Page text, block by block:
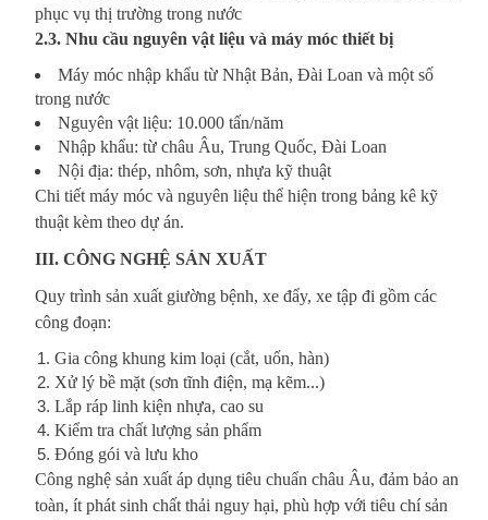
phục vụ thị trường trong nước
2.3. Nhu cầu nguyên vật liệu và máy móc thiết bị
Máy móc nhập khẩu từ Nhật Bản, Đài Loan và một số
trong nước
Nguyên vật liệu: 10.000 tấn/năm
Nhập khẩu: từ châu Âu, Trung Quốc, Đài Loan
Nội địa: thép, nhôm, sơn, nhựa kỹ thuật
Chi tiết máy móc và nguyên liệu thể hiện trong bảng kê kỹ
thuật kèm theo dự án.
III. CÔNG NGHỆ SẢN XUẤT
Quy trình sản xuất giường bệnh, xe đẩy, xe tập đi gồm các
công đoạn:
Gia công khung kim loại (cắt, uốn, hàn)
Xử lý bề mặt (sơn tĩnh điện, mạ kẽm...)
Lắp ráp linh kiện nhựa, cao su
Kiểm tra chất lượng sản phẩm
Đóng gói và lưu kho
Công nghệ sản xuất áp dụng tiêu chuẩn châu Âu, đảm bảo an
toàn, ít phát sinh chất thải nguy hại, phù hợp với tiêu chí sản